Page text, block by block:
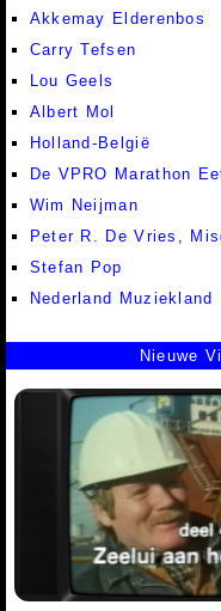
Akkemay Elderenbos
Carry Tefsen
Lou Geels
Albert Mol
Holland-België
De VPRO Marathon
Wim Neijman
Peter R. De Vries,
Stefan Pop
Nederland Muziekland
Nieuwe